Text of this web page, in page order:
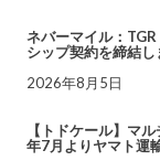
ネバーマイル：
シップ契約を締結し
2026年8月5日
【トドケール】マ
年7月よりヤマト運